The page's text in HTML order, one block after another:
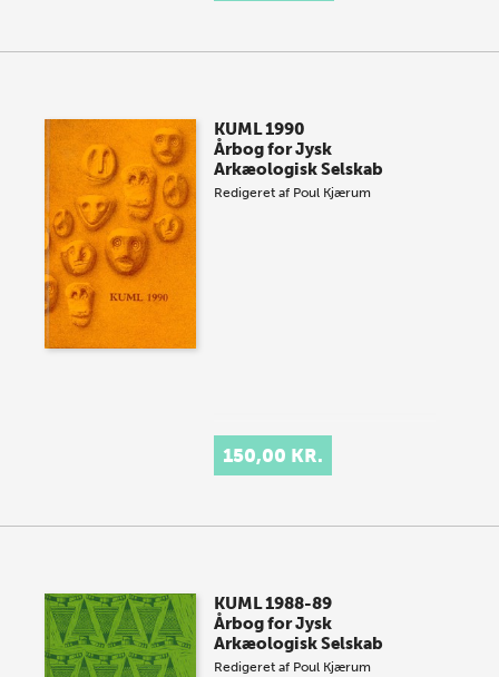
KUML 1990
Årbog for Jysk
Arkæologisk Selskab
Redigeret af Poul Kjærum
150,00 KR.
KUML 1988-89
Årbog for Jysk
Arkæologisk Selskab
Redigeret af Poul Kjærum